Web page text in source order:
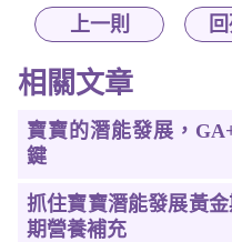
上一則
相關文章
寶寶的潛能發展，
鍵
抓住寶寶潛能發展黃
期營養補充